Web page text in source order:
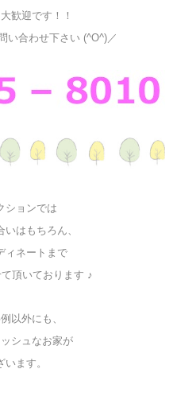
歓迎です！！
い合わせ下さい (^O^)／
ションでは
はもちろん、
ィネートまで
頂いております ♪
以外にも、
シュなお家が
ます。